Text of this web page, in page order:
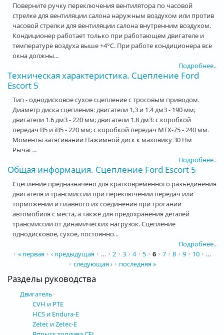
Поверните ручку переключения вентилятора по часовой
стрелке для вентиляции салона наружным воздухом или против
часовой стрелки для вентиляции салона внутренним воздухом.
Кондиционер работает только при работающем двигателе и
температуре воздуха выше +4°С. При работе кондиционера все
окна должны...
Подробнее..
Техническая характеристика. Сцепление Ford
Escort 5
Тип - однодисковое сухое сцепление с тросовым приводом.
Диаметр диска сцепления: двигатели 1,3 и 1.4 дм3 - 190 мм;
двигатели 1.6 дм3 - 220 мм; двигатели 1.8 дм3: с коробкой
передач В5 и iB5 - 220 мм; с коробкой передач МТХ-75 - 240 мм.
Моменты затягивании Нажимной диск к маховику 30 Нм
Рычаг...
Подробнее..
Общая информация. Сцепление Ford Escort 5
Сцепление предназначено для кратковременного разъединения
двигателя и трансмиссии при переключении передач или
торможении и плавного их соединения при трогании
автомобиля с места, а также для предохранения деталей
трансмиссии от динамических нагрузок. Сцепление
однодисковое, сухое, постоянно...
Подробнее..
Страницы
« первая ‹ предыдущая … 2 3 4 5 6 7 8 9 10
…
следующая ›
последняя »
Разделы руководства
Двигатель
CVH и РТЕ
HCS и Endura-E
Zetec и Zetec-E